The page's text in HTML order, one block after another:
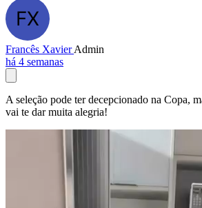
Francês XavierAdmin
há 4 semanas
A seleção pode ter decepcionado na Copa,
vai te dar muita alegria!